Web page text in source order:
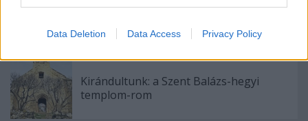
Data Deletion Data Access Privacy Policy
Maratoni borkóstoló: a Dobosi
Kirándultunk: a Szent Balázs-hegyi
templom-rom